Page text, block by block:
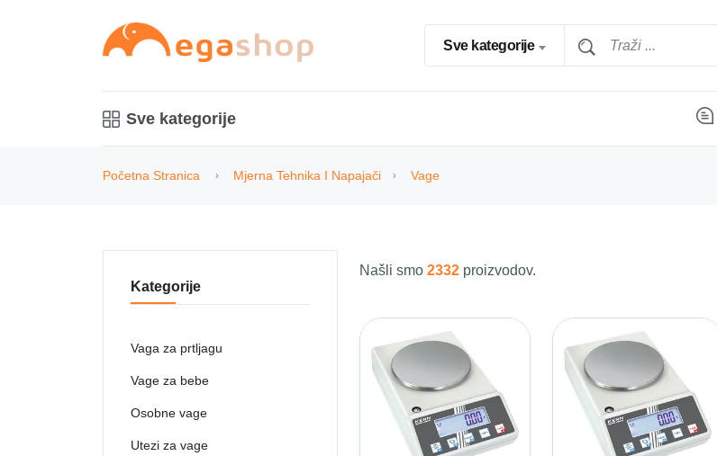
Sve kategorije
Sve kategorije
Početna Stranica Mjerna Tehnika I Napajači Vage
Našli smo 2332 proizvodov.
Kategorije
Vaga za prtljagu
Vage za bebe
Osobne vage
Utezi za vage